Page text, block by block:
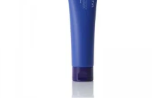
す。*1 メラニンの生成を抑え、シ
ミ・ソバカスを防ぐ（ウォッシュを
除く）*2 オルビス内スキンケアシ
リーズの保湿力*3 年齢に応じたお
手入れのこと*4 うるおいによる
*5 乾燥、ハリ・ツヤのなさ*6
乾燥による*7 保湿成分*8 ロニ
に満ちた美しい肌へと導きます。ポ
ーラ・オルビスグループ独自の肌荒
れ防止有効成分として、「DF-パン
テノール(*3)」を国内唯一(*4)、高
濃度で配合。角層のバリア機能にア
プローチして肌荒れを防ぎ、肌不調
にゆらがない肌を叶えます。そし